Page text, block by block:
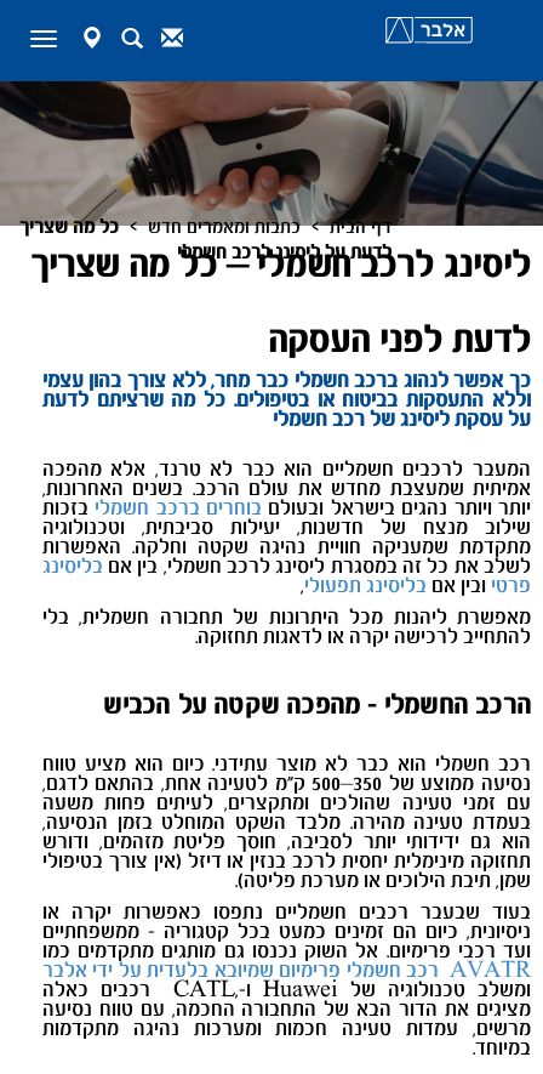
Togglemap-
marker
SearchContact
ליסינג לרכב חשמלי – כל מה שצריך
לדעת לפני העסקה
דף הבית > כתבות ומאמרים חדש > כל מה שצריך
לדעת על ליסינג לרכב חשמלי
כך אפשר לנהוג ברכב חשמלי כבר מחר, ללא צורך בהון עצמי
וללא התעסקות בביטוח או בטיפולים. כל מה שרציתם לדעת
על עסקת ליסינג של רכב חשמלי
המעבר לרכבים חשמליים הוא כבר לא טרנד, אלא מהפכה
אמיתית שמעצבת מחדש את עולם הרכב. בשנים האחרונות,
יותר ויותר נהגים בישראל ובעולם בוחרים ברכב חשמלי בזכות
שילוב מנצח של חדשנות, יעילות סביבתית, וטכנולוגיה
מתקדמת שמעניקה חוויית נהיגה שקטה וחלקה. האפשרות
לשלב את כל זה במסגרת ליסינג לרכב חשמלי, בין אם בליסינג
פרטי ובין אם בליסינג תפעולי,
מאפשרת ליהנות מכל היתרונות של תחבורה חשמלית, בלי
להתחייב לרכישה יקרה או לדאגות תחזוקה.
הרכב החשמלי - מהפכה שקטה על הכביש
רכב חשמלי הוא כבר לא מוצר עתידני. כיום הוא מציע טווח
נסיעה ממוצע של 350–500 ק"מ לטעינה אחת, בהתאם לדגם,
עם זמני טעינה שהולכים ומתקצרים, לעיתים פחות משעה
בעמדת טעינה מהירה. מלבד השקט המוחלט בזמן הנסיעה,
הוא גם ידידותי יותר לסביבה, חוסך פליטת מזהמים, ודורש
תחזוקה מינימלית יחסית לרכב בנזין או דיזל (אין צורך בטיפולי
שמן, תיבת הילוכים או מערכת פליטה).
בעוד שבעבר רכבים חשמליים נתפסו כאפשרות יקרה או
ניסיונית, כיום הם זמינים כמעט בכל קטגוריה - ממשפחתיים
ועד רכבי פרימיום. אל השוק נכנסו גם מותגים מתקדמים כמו
AVATR רכב חשמלי פרימיום שמיובא בלעדית על ידי אלבר
ומשלב טכנולוגיה של Huawei ו-
,
CATL רכבים כאלה
מציגים את הדור הבא של התחבורה החכמה, עם טווח נסיעה
מרשים, עמדות טעינה חכמות ומערכות נהיגה מתקדמות
במיוחד.